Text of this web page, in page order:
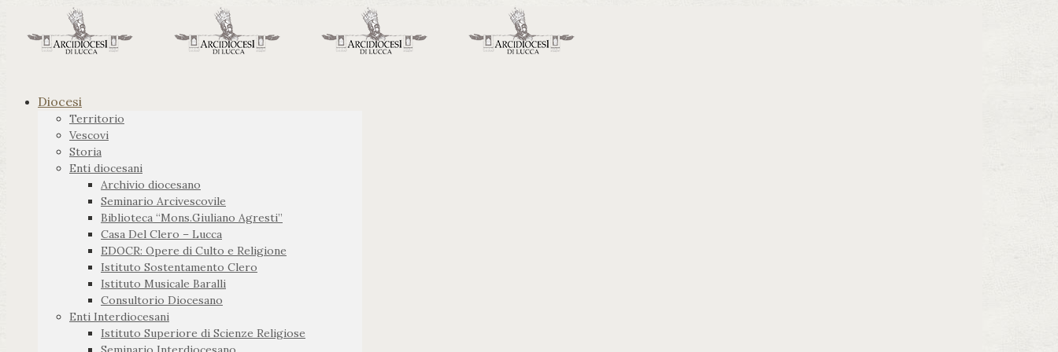
Diocesi
Territorio
Vescovi
Storia
Enti diocesani
Archivio diocesano
Seminario Arcivescovile
Biblioteca “Mons.Giuliano Agresti”
Casa Del Clero – Lucca
EDOCR: Opere di Culto e Religione
Istituto Sostentamento Clero
Istituto Musicale Baralli
Consultorio Diocesano
Enti Interdiocesani
Istituto Superiore di Scienze Religiose